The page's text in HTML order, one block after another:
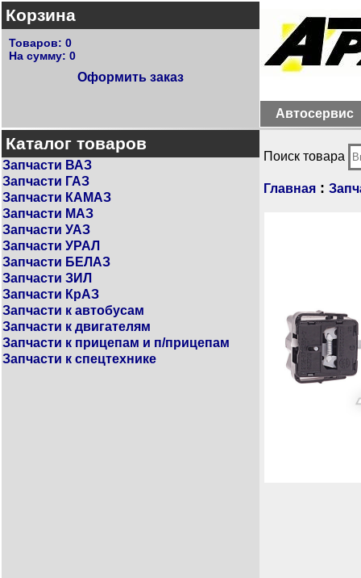
Корзина
Товаров: 0
На сумму: 0
Оформить заказ
Автосервис
Каталог товаров
Запчасти ВАЗ
Запчасти ГАЗ
Запчасти КАМАЗ
Запчасти МАЗ
Запчасти УАЗ
Запчасти УРАЛ
Запчасти БЕЛАЗ
Запчасти ЗИЛ
Запчасти КрАЗ
Запчасти к автобусам
Запчасти к двигателям
Запчасти к прицепам и п/прицепам
Запчасти к спецтехнике
Поиск товара
Главная :